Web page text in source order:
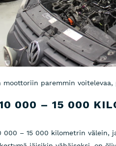
moottoriin paremmin voitelevaa,
000 – 15 000
000 – 15 000 kilometrin välein,